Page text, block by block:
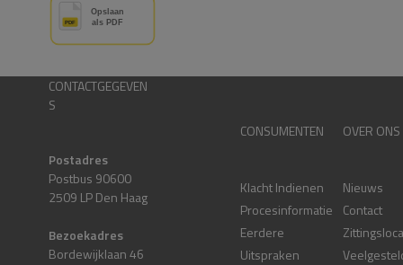
CONTACTGEGEVEN
S
Postadres
Postbus 90600
2509 LP Den Haag
Bezoekadres
Bordewijklaan 46
CONSUMENTEN
Klacht Indienen
Procesinformatie
Eerdere
Uitspraken
OVER ONS
Nieuws
Contact